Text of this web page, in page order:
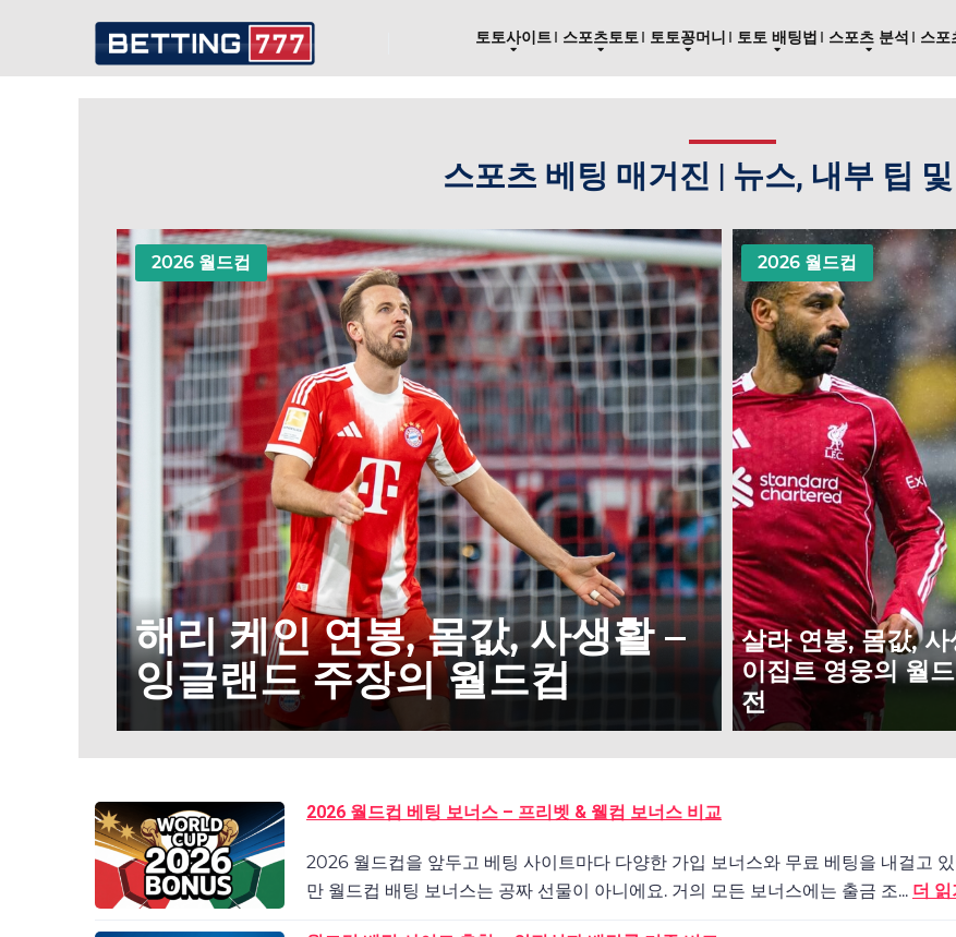
토토사이트 스포츠토토 토토꽁머니 토토 배팅법 스포츠 분석 스포
스포츠 베팅 매거진 | 뉴스, 내부 팁
2026 월드컵
해리 케인 연봉, 몸값, 사생활 –
잉글랜드 주장의 월드컵
2026 월드컵
살라 연봉, 몸값,
이집트 영웅의 월
전
2026 월드컵 베팅 보너스 – 프리벳 & 웰컴 보너스 비교
2026 월드컵을 앞두고 베팅 사이트마다 다양한 가입 보너스와 무료 베팅을 내걸고
만 월드컵 배팅 보너스는 공짜 선물이 아니에요. 거의 모든 보너스에는 출금 조... 더 읽